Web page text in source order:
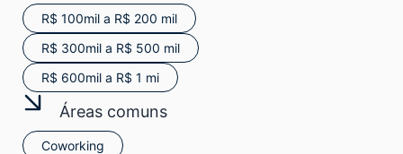
R$ 100mil a R$ 200 mil
R$ 300mil a R$ 500 mil
R$ 600mil a R$ 1 mi
Áreas comuns
Coworking